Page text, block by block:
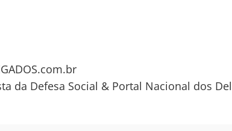
da Defesa Social & Portal Nacional dos